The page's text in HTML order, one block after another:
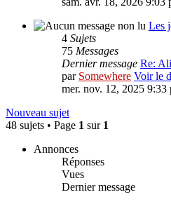
Les
4 Sujets
75 Messages
Dernier message Re:
par Somewhere Voir le
mer. nov. 12, 2025 9:33
Nouveau sujet
48 sujets • Page 1 sur 1
Annonces
Réponses
Vues
Dernier message